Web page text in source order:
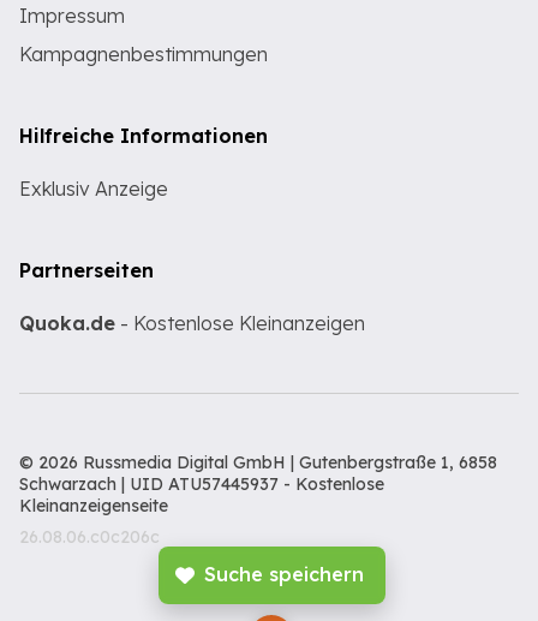
Suche speichern
Impressum
Kampagnenbestimmungen
Hilfreiche Informationen
Exklusiv Anzeige
Partnerseiten
Quoka.de - Kostenlose Kleinanzeigen
© 2026 Russmedia Digital GmbH | Gutenbergstraße 1, 6858
Schwarzach | UID ATU57445937 - Kostenlose
Kleinanzeigenseite
26.08.06.c0c206c